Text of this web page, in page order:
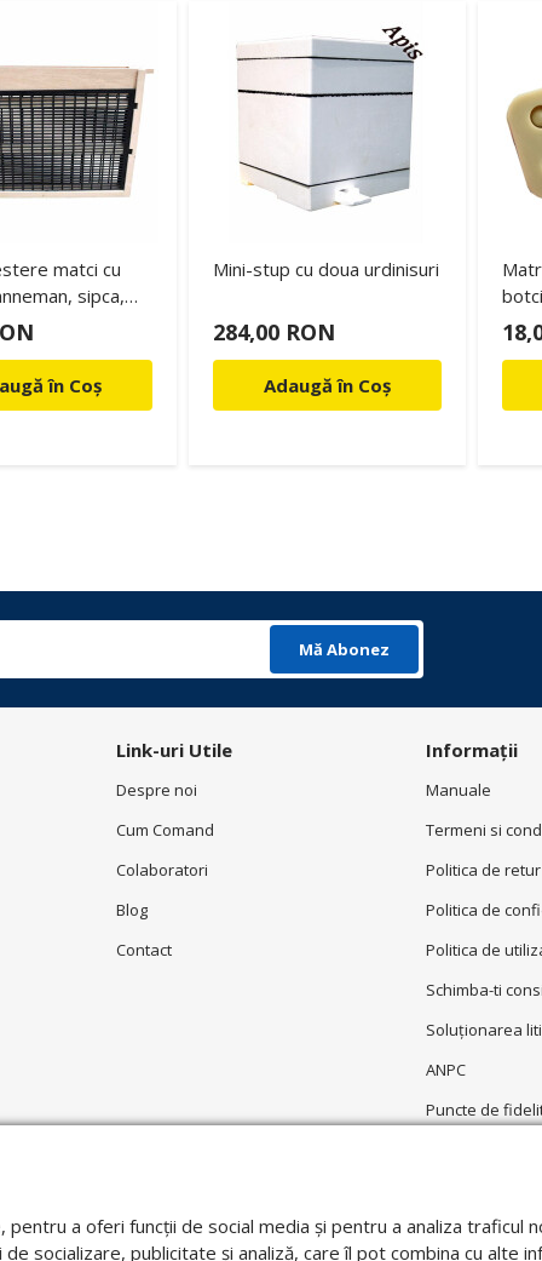
matci cu
sipca,
x 300mm
1)
în Coș
Mini-stup cu doua urdinisuri
284,00 RON
Adaugă în Coș
Mă Abonez
Link-uri Utile
Despre noi
Cum Comand
Colaboratori
Blog
Contact
Informații
Manuale
Termeni si
Politica de retur
Politica de
Politica de
Schimba-ti
Soluționarea
ANPC
Puncte de
a oferi funcții de social media și pentru a analiza traficul
socializare, publicitate și analiză, care îl pot combina cu alte